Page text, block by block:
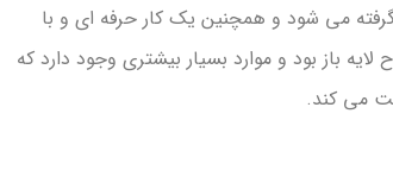
می شود و همچنین یک کار حرفه ای و با
باز بود و موارد بسیار بیشتری وجود دارد که
می کند.